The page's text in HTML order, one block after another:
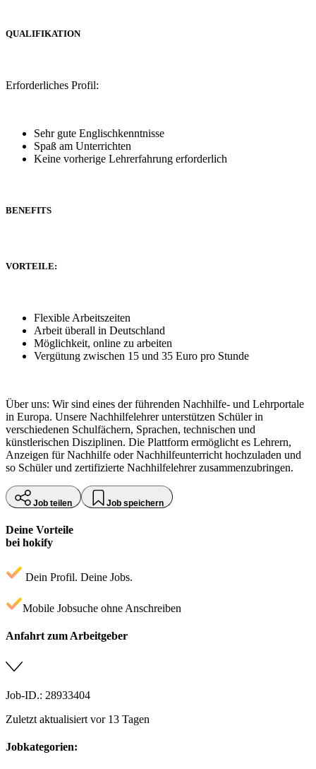
QUALIFIKATION
Erforderliches Profil:
Sehr gute Englischkenntnisse
Spaß am Unterrichten
Keine vorherige Lehrerfahrung erforderlich
BENEFITS
VORTEILE:
Flexible Arbeitszeiten
Arbeit überall in Deutschland
Möglichkeit, online zu arbeiten
Vergütung zwischen 15 und 35 Euro pro Stunde
Über uns: Wir sind eines der führenden Nachhilfe- und Lehrportale
in Europa. Unsere Nachhilfelehrer unterstützen Schüler in
verschiedenen Schulfächern, Sprachen, technischen und
künstlerischen Disziplinen. Die Plattform ermöglicht es Lehrern,
Anzeigen für Nachhilfe oder Nachhilfeunterricht hochzuladen und
so Schüler und zertifizierte Nachhilfelehrer zusammenzubringen.
Job teilen Job speichern
Deine Vorteile
bei hokify
Dein Profil. Deine Jobs.
Mobile Jobsuche ohne Anschreiben
Anfahrt zum Arbeitgeber
Job-ID.: 28933404
Zuletzt aktualisiert vor 13 Tagen
Jobkategorien: